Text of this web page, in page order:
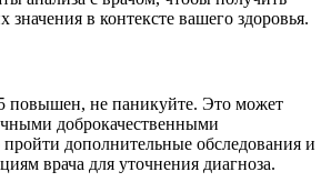
в контексте вашего здоровья.
повышен, не паникуйте. Это может
доброкачественными
дополнительные обследования и
врача для уточнения диагноза.